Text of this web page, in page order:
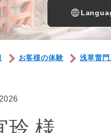
お客様の体験 浅草雷門
玲 様